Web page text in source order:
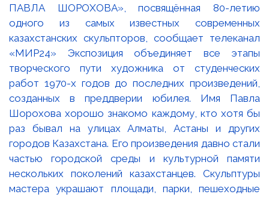
ПАВЛА ШОРОХОВА», посвящённая 80-летию
одного из самых известных современных
казахстанских скульпторов, сообщает телеканал
«МИР24» Экспозиция объединяет все этапы
творческого пути художника от студенческих
работ 1970-х годов до последних произведений,
созданных в преддверии юбилея. Имя Павла
Шорохова хорошо знакомо каждому, кто хотя бы
раз бывал на улицах Алматы, Астаны и других
городов Казахстана. Его произведения давно стали
частью городской среды и культурной памяти
нескольких поколений казахстанцев. Скульптуры
мастера украшают площади, парки, пешеходные